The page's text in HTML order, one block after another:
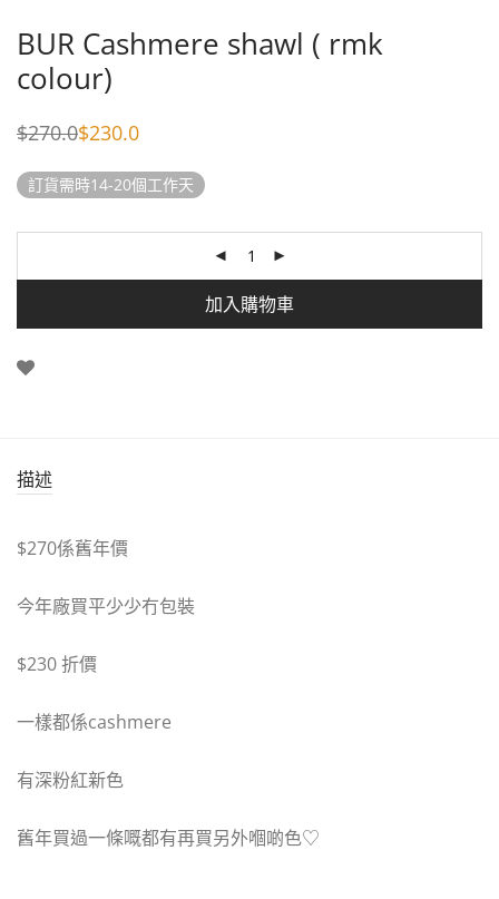
BUR Cashmere shawl ( rmk
colour)
$270.0
Original
was:
$270.0.
$230.0
Current
is:
$230.0.
訂貨需時14-20個工作天
加入購物車
描述
$270係舊年價
今年廠買平少少冇包裝
$230 折價
一樣都係cashmere
有深粉紅新色
舊年買過一條嘅都有再買另外嗰啲色♡